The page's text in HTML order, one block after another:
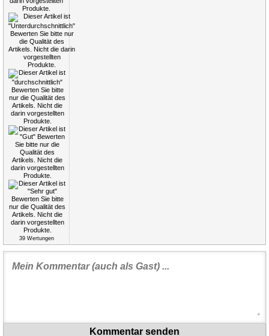
39Wertungen
Kommentar senden